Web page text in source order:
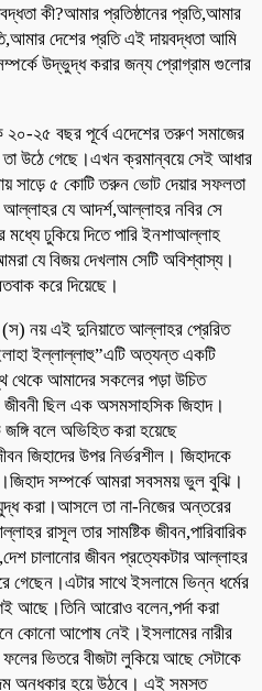
কী?আমার প্রতিষ্ঠানের প্রতি,আমার
দেশের প্রতি এই দায়বদ্ধতা আমি
উদ্ভুদ্ধ করার জন্য প্রোগ্রাম গুলোর
২৫ বছর পূর্বে এদেশের তরুণ সমাজের
তা উঠে গেছে।এখন ক্রমান্বয়ে সেই আধার
সাড়ে ৫ কোটি তরুন ভোট দেয়ার সফলতা
যে আদর্শ,আল্লাহর নবির সে
ঢুকিয়ে দিতে পারি ইনশাআল্লাহ
যে বিজয় দেখলাম সেটি অবিশ্বাস্য।
করে দিয়েছে।
(স) নয় এই দুনিয়াতে আল্লাহর প্রেরিত
ইল্লাল্লাহু”এটি অত্যন্ত একটি
থেকে আমাদের সকলের পড়া উচিত
ছিল এক অসমসাহসিক জিহাদ।
বলে অভিহিত করা হয়েছে
জিহাদের উপর নির্ভরশীল। জিহাদকে
সম্পর্কে আমরা সবসময় ভুল বুঝি।
করা।আসলে তা না-নিজের অন্তরের
রাসূল তার সামষ্টিক জীবন,পারিবারিক
চালানোর জীবন প্রত্যেকটার আল্লাহর
গেছেন।এটার সাথে ইসলামে ভিন্ন ধর্মের
আছে।তিনি আরোও বলেন,পর্দা করা
কোনো আপোষ নেই।ইসলামের নারীর
ভিতরে বীজটা লুকিয়ে আছে সেটাকে
অন্ধকার হয়ে উঠবে। এই সমস্ত